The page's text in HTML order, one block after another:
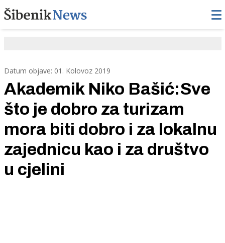
Datum objave: 01. Kolovoz 2019
Akademik Niko Bašić:Sve
što je dobro za turizam
mora biti dobro i za lokalnu
zajednicu kao i za društvo
u cjelini